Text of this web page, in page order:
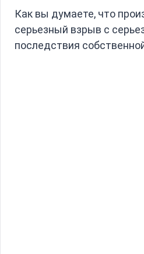
Как вы думаете, что
серьезный взрыв с
последствия